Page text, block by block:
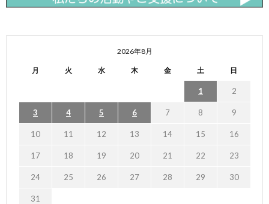
2026年8月
月 火 水 木 金 土 日
1 2
3 4 5 6 7 8 9
10 11 12 13 14 15 16
17 18 19 20 21 22 23
24 25 26 27 28 29 30
31